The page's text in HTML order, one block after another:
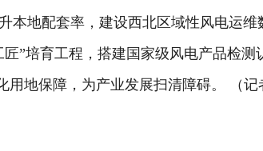
地配套率，建设西北区域性风电运
”培育工程，搭建国家级风电产品检测
地保障，为产业发展扫清障碍。 （记